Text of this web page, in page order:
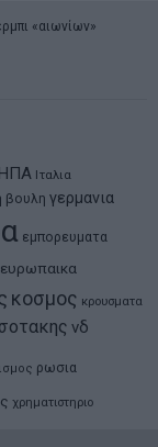
«αιωνίων»
ΗΠΑ Ιταλια
βουλη γερμανια
εμπορευματα
ευρωπαικα
κοσμος κρουσματα
νδ
ρωσια
χρηματιστηριο